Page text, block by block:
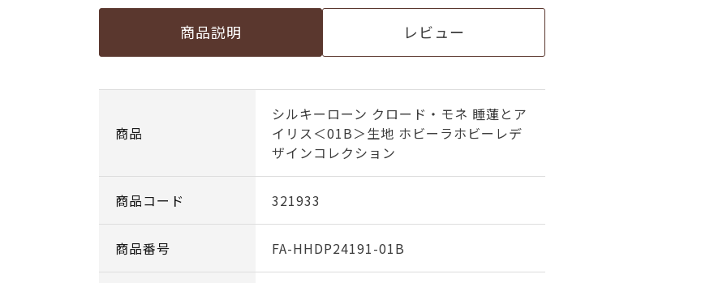
商品説明 レビュー
商品
シルキーローン クロード・モネ 睡蓮とア
イリス＜01B＞生地 ホビーラホビーレデ
ザインコレクション
商品コード 321933
商品番号 FA-HHDP24191-01B